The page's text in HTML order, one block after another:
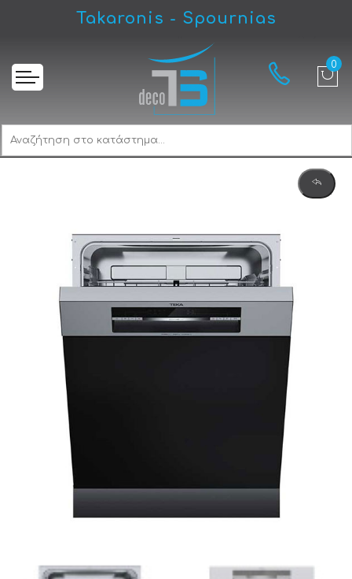
Takaronis - Spournias
Teka DSI 46750 Πλυντήριο Πιάτων Εντοιχιζόμενο 60 cm